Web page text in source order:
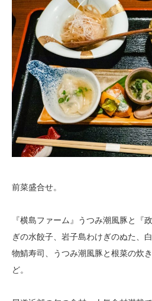
前菜盛合せ。
『横島ファーム』うつみ潮風豚と『
ぎの水餃子、岩子島わけぎのぬた、
物鯖寿司、うつみ潮風豚と根菜の炊
ど。